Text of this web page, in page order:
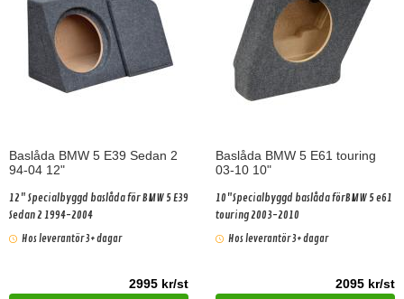
Baslåda BMW 5 E39 Sedan 2
94-04 12"
12" Specialbyggd baslåda för BMW 5 E39
Sedan 2 1994-2004
Hos leverantör 3+ dagar
2995 kr/st
Baslåda BMW 5 E61 touring
03-10 10"
10"Specialbyggd baslåda förBMW 5 e61
touring 2003-2010
Hos leverantör 3+ dagar
2095 kr/st